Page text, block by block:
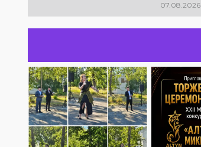
микрофон – 2026»! В этот день
талантливые исполнители из
разных стран встретятся на
творчества. Станьте свидетелями
начала большого вокального
состязания! Приходите
поддержать талантливых
исполнителей!
07.08.2026